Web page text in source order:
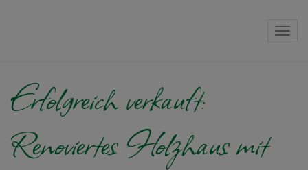
Erfolgreich verkauft:
Renoviertes Holzhaus mit